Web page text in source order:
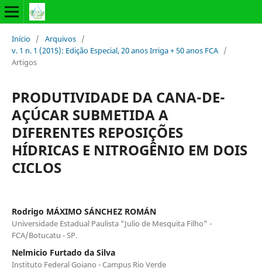
Início / Arquivos /
v. 1 n. 1 (2015): Edição Especial, 20 anos Irriga + 50 anos FCA /
Artigos
PRODUTIVIDADE DA CANA-DE-
AÇÚCAR SUBMETIDA A
DIFERENTES REPOSIÇÕES
HÍDRICAS E NITROGÊNIO EM DOIS
CICLOS
Rodrigo MÁXIMO SÁNCHEZ ROMÁN
Universidade Estadual Paulista "Julio de Mesquita Filho" -
FCA/Botucatu - SP.
Nelmicio Furtado da Silva
Instituto Federal Goiano - Campus Rio Verde